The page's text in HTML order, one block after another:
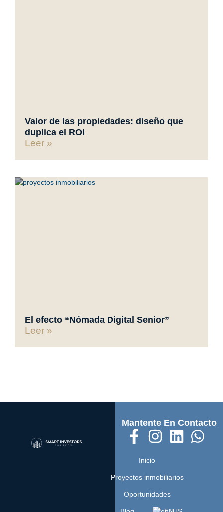
Valor de las propiedades: diseño que
duplica el ROI
Leer »
El efecto “Nómada Digital Senior”
Leer »
Inicio
Proyectos inmobiliarios
Oportunidades
Mantente En Contacto